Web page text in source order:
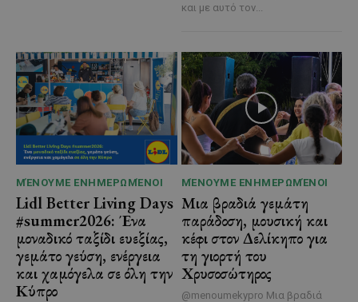
και με αυτό τον...
ΜΈΝΟΥΜΕ ΕΝΗΜΕΡΩΜΈΝΟΙ
Lidl Better Living Days
#summer2026: Ένα
μοναδικό ταξίδι ευεξίας,
γεμάτο γεύση, ενέργεια
και χαμόγελα σε όλη την
Κύπρο
ΜΈΝΟΥΜΕ ΕΝΗΜΕΡΩΜΈΝΟΙ
Μια βραδιά γεμάτη
παράδοση, μουσική και
κέφι στον Δελίκηπο για
τη γιορτή του
Χρυσοσώτηρος
@menoumekypro Μια βραδιά